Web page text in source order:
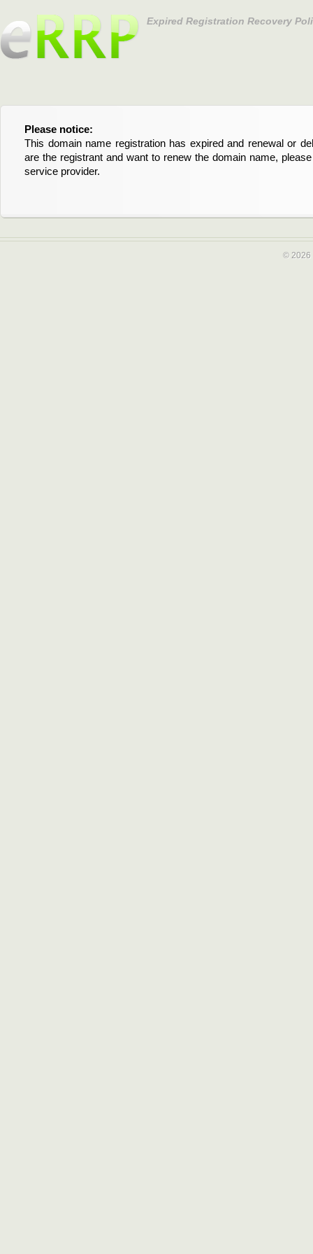
Expired Registration Recovery
Please notice:
This domain name registration has expired and renewal or
are the registrant and want to renew the domain name,
service provider.
Bitte beachten Sie:
Diese Domainregistrierung ist abgelaufen und die
Domain stehen an. Wenn Sie der Registrant sind und
verlängern möchten, kontaktieren Sie bitte Ihren Service-
© 2026